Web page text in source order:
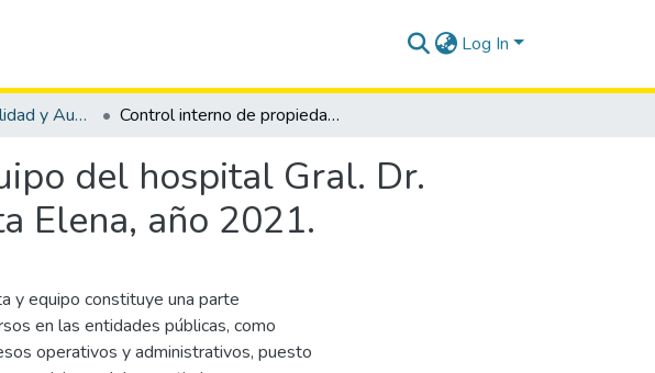
Log In
Tesis de Contabilidad y Auditoría Control interno de propiedad planta y equipo del hospital Gral. Dr. Liborio Panchana Sotomayor, cantón Santa Elena, año 2021.
del hospital Gral. Dr.
Elena, año 2021.
y equipo constituye una parte
en las entidades públicas, como
operativos y administrativos, puesto